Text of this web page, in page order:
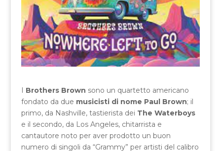
I Brothers Brown sono un quartetto americano
fondato da due musicisti di nome Paul Brown; il
primo, da Nashville, tastierista dei The Waterboys
e il secondo, da Los Angeles, chitarrista e
cantautore noto per aver prodotto un buon
numero di singoli da “Grammy” per artisti del calibro